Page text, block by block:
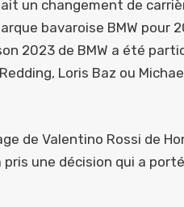
un changement de
bavaroise BMW pour
2023 de BMW a été
Loris Baz ou
de Valentino Rossi de
une décision qui a